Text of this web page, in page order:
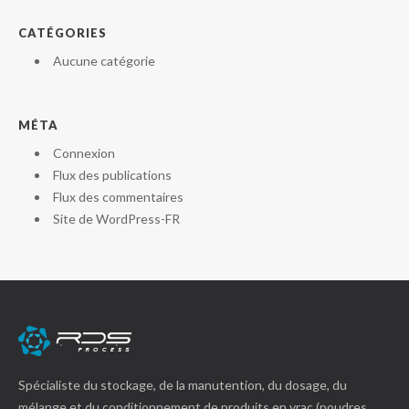
CATÉGORIES
Aucune catégorie
MÉTA
Connexion
Flux des publications
Flux des commentaires
Site de WordPress-FR
Spécialiste du stockage, de la manutention, du dosage, du